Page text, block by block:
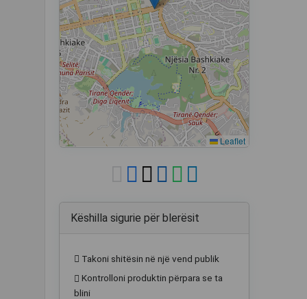
Leaflet
Këshilla sigurie për blerësit
Takoni shitësin në një vend publik
Kontrolloni produktin përpara se ta
blini